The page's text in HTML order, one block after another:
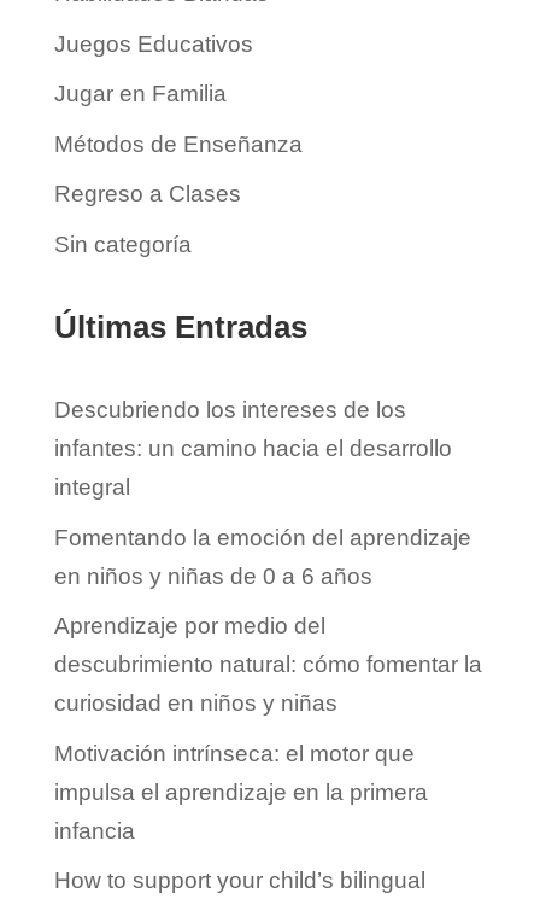
Juegos Educativos
Jugar en Familia
Métodos de Enseñanza
Regreso a Clases
Sin categoría
Últimas Entradas
Descubriendo los intereses de los
infantes: un camino hacia el desarrollo
integral
Fomentando la emoción del aprendizaje
en niños y niñas de 0 a 6 años
Aprendizaje por medio del
descubrimiento natural: cómo fomentar la
curiosidad en niños y niñas
Motivación intrínseca: el motor que
impulsa el aprendizaje en la primera
infancia
How to support your child’s bilingual